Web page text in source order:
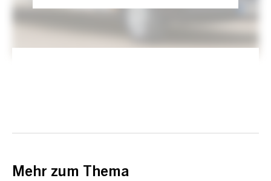
Mehr zum Thema